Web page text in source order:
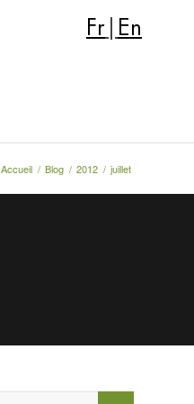
Fr En
Accueil / Blog / 2012 / juillet